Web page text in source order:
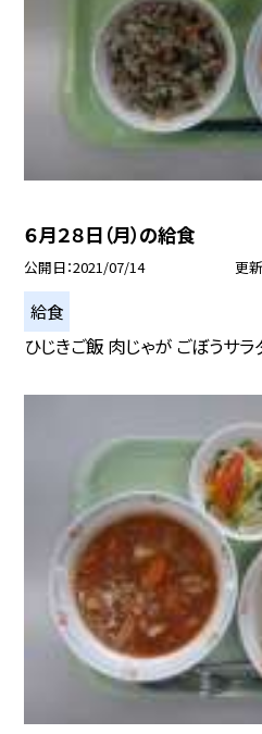
６月２８日（月）の給食
公開日 2021/07/14 更
給食
ひじきご飯 肉じゃが ごぼうサ